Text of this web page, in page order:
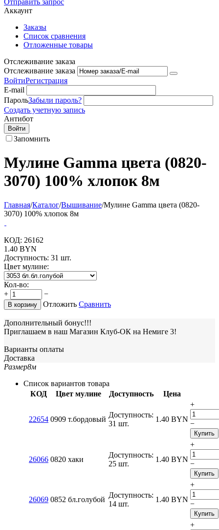
Отправить запрос
Аккаунт
Заказы
Список сравнения
Отложенные товары
Отслеживание заказа
Отслеживание заказа
ВойтиРегистрация
E-mail
ПарольЗабыли пароль?
Создать учетную запись
Антибот
Войти
Запомнить
Мулине Gamma цвета (0820-
3070) 100% хлопок 8м
Главная/Каталог/Вышивание/Мулине Gamma цвета (0820-
3070) 100% хлопок 8м
КОД: 26162
1.40 BYN
Доступность: 31 шт.
Цвет мулине:
Кол-во:
+
−
В корзину Отложить Сравнить
Дополнительный бонус!!!
Приглашаем в наш Магазин Клуб-ОК на Немиге 3!
Варианты оплаты
Доставка
Размер8м
Список вариантов товара
КОД
Цвет мулине Доступность Цена
22654 0909 т.бордовый
Доступность:
31 шт.
1.40 BYN
+
−
Купить
26066 0820 хаки
Доступность:
25 шт.
1.40 BYN
+
−
Купить
26069 0852 бл.голубой
Доступность:
14 шт.
1.40 BYN
+
−
Купить
+